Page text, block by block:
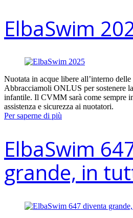
ElbaSwim
Nuotata in acque libere all’interno
Abbracciamoli ONLUS per sostenere
infantile. Il CVMM sarà come sempre
assistenza e sicurezza ai nuotatori.
Per saperne di più
ElbaSwim
grande, in